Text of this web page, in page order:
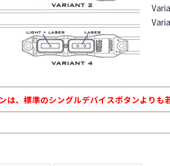
は、標準のシングルデバイスボタンよりも